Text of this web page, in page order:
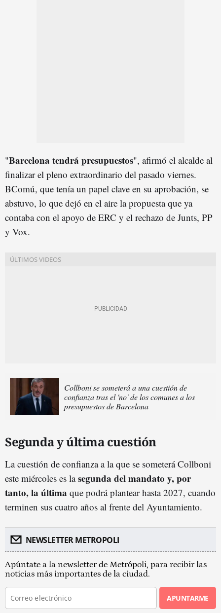
"Barcelona tendrá presupuestos", afirmó el alcalde al
finalizar el pleno extraordinario del pasado viernes.
BComú, que tenía un papel clave en su aprobación, se
abstuvo, lo que dejó en el aire la propuesta que ya
contaba con el apoyo de ERC y el rechazo de Junts, PP
y Vox.
Collboni se someterá a una cuestión de
confianza tras el 'no' de los comunes a los
presupuestos de Barcelona
Segunda y última cuestión
La cuestión de confianza a la que se someterá Collboni
este miércoles es lasegunda del mandato y, por
tanto, la última que podrá plantear hasta 2027, cuando
terminen sus cuatro años al frente del Ayuntamiento.
NEWSLETTER METROPOLI
Apúntate a la newsletter de Metrópoli, para recibir las
noticias más importantes de la ciudad.
APUNTARME